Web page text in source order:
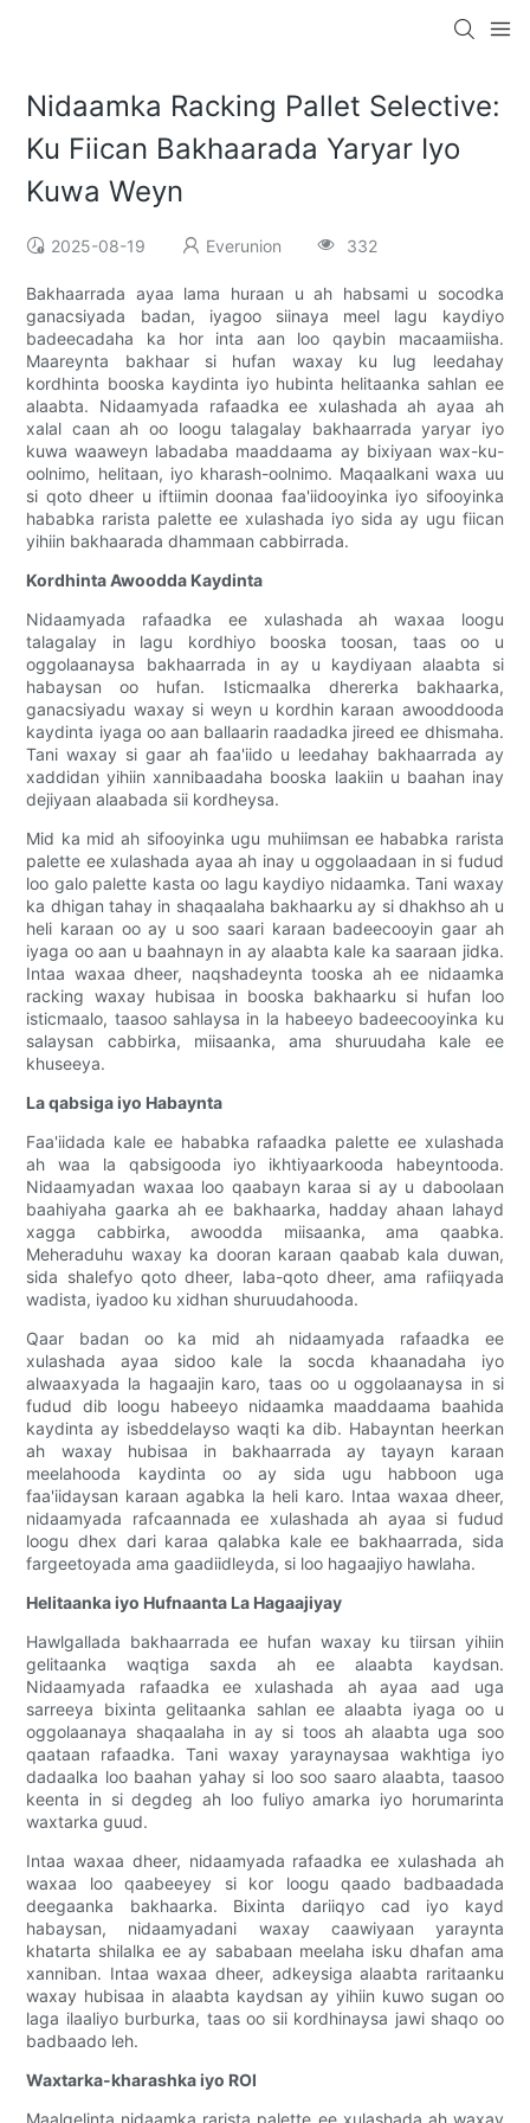
Nidaamka Racking Pallet Selective:
Ku Fiican Bakhaarada Yaryar Iyo
Kuwa Weyn
2025-08-19 Everunion 332
Bakhaarrada ayaa lama huraan u ah habsami u socodka
ganacsiyada badan, iyagoo siinaya meel lagu kaydiyo
badeecadaha ka hor inta aan loo qaybin macaamiisha.
Maareynta bakhaar si hufan waxay ku lug leedahay
kordhinta booska kaydinta iyo hubinta helitaanka sahlan ee
alaabta. Nidaamyada rafaadka ee xulashada ah ayaa ah
xalal caan ah oo loogu talagalay bakhaarrada yaryar iyo
kuwa waaweyn labadaba maaddaama ay bixiyaan wax-ku-
oolnimo, helitaan, iyo kharash-oolnimo. Maqaalkani waxa uu
si qoto dheer u iftiimin doonaa faa'iidooyinka iyo sifooyinka
hababka rarista palette ee xulashada iyo sida ay ugu fiican
yihiin bakhaarada dhammaan cabbirrada.
Kordhinta Awoodda Kaydinta
Nidaamyada rafaadka ee xulashada ah waxaa loogu
talagalay in lagu kordhiyo booska toosan, taas oo u
oggolaanaysa bakhaarrada in ay u kaydiyaan alaabta si
habaysan oo hufan. Isticmaalka dhererka bakhaarka,
ganacsiyadu waxay si weyn u kordhin karaan awooddooda
kaydinta iyaga oo aan ballaarin raadadka jireed ee dhismaha.
Tani waxay si gaar ah faa'iido u leedahay bakhaarrada ay
xaddidan yihiin xannibaadaha booska laakiin u baahan inay
dejiyaan alaabada sii kordheysa.
Mid ka mid ah sifooyinka ugu muhiimsan ee hababka rarista
palette ee xulashada ayaa ah inay u oggolaadaan in si fudud
loo galo palette kasta oo lagu kaydiyo nidaamka. Tani waxay
ka dhigan tahay in shaqaalaha bakhaarku ay si dhakhso ah u
heli karaan oo ay u soo saari karaan badeecooyin gaar ah
iyaga oo aan u baahnayn in ay alaabta kale ka saaraan jidka.
Intaa waxaa dheer, naqshadeynta tooska ah ee nidaamka
racking waxay hubisaa in booska bakhaarku si hufan loo
isticmaalo, taasoo sahlaysa in la habeeyo badeecooyinka ku
salaysan cabbirka, miisaanka, ama shuruudaha kale ee
khuseeya.
La qabsiga iyo Habaynta
Faa'iidada kale ee hababka rafaadka palette ee xulashada
ah waa la qabsigooda iyo ikhtiyaarkooda habeyntooda.
Nidaamyadan waxaa loo qaabayn karaa si ay u daboolaan
baahiyaha gaarka ah ee bakhaarka, hadday ahaan lahayd
xagga cabbirka, awoodda miisaanka, ama qaabka.
Meheraduhu waxay ka dooran karaan qaabab kala duwan,
sida shalefyo qoto dheer, laba-qoto dheer, ama rafiiqyada
wadista, iyadoo ku xidhan shuruudahooda.
Qaar badan oo ka mid ah nidaamyada rafaadka ee
xulashada ayaa sidoo kale la socda khaanadaha iyo
alwaaxyada la hagaajin karo, taas oo u oggolaanaysa in si
fudud dib loogu habeeyo nidaamka maaddaama baahida
kaydinta ay isbeddelayso waqti ka dib. Habayntan heerkan
ah waxay hubisaa in bakhaarrada ay tayayn karaan
meelahooda kaydinta oo ay sida ugu habboon uga
faa'iidaysan karaan agabka la heli karo. Intaa waxaa dheer,
nidaamyada rafcaannada ee xulashada ah ayaa si fudud
loogu dhex dari karaa qalabka kale ee bakhaarrada, sida
fargeetoyada ama gaadiidleyda, si loo hagaajiyo hawlaha.
Helitaanka iyo Hufnaanta La Hagaajiyay
Hawlgallada bakhaarrada ee hufan waxay ku tiirsan yihiin
gelitaanka waqtiga saxda ah ee alaabta kaydsan.
Nidaamyada rafaadka ee xulashada ah ayaa aad uga
sarreeya bixinta gelitaanka sahlan ee alaabta iyaga oo u
oggolaanaya shaqaalaha in ay si toos ah alaabta uga soo
qaataan rafaadka. Tani waxay yaraynaysaa wakhtiga iyo
dadaalka loo baahan yahay si loo soo saaro alaabta, taasoo
keenta in si degdeg ah loo fuliyo amarka iyo horumarinta
waxtarka guud.
Intaa waxaa dheer, nidaamyada rafaadka ee xulashada ah
waxaa loo qaabeeyey si kor loogu qaado badbaadada
deegaanka bakhaarka. Bixinta dariiqyo cad iyo kayd
habaysan, nidaamyadani waxay caawiyaan yaraynta
khatarta shilalka ee ay sababaan meelaha isku dhafan ama
xanniban. Intaa waxaa dheer, adkeysiga alaabta raritaanku
waxay hubisaa in alaabta kaydsan ay yihiin kuwo sugan oo
laga ilaaliyo burburka, taas oo sii kordhinaysa jawi shaqo oo
badbaado leh.
Waxtarka-kharashka iyo ROI